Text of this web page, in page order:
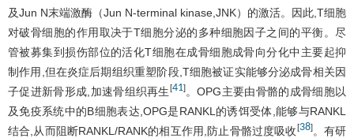
及Jun N末端激酶（Jun N-terminal kinase,JNK）的激活。因此,T细胞
对破骨细胞的作用取决于T细胞分泌的多种细胞因子之间的平衡。尽
管被募集到损伤部位的活化T细胞在成骨细胞成骨向分化中主要起抑
制作用,但在炎症后期组织重塑阶段,T细胞被证实能够分泌成骨相关因
子促进新骨形成,加速骨组织再生 [41]。OPG主要由骨骼的成骨细胞以
及免疫系统中的B细胞表达,OPG是RANKL的诱饵受体,能够与RANKL
结合,从而阻断RANKL/RANK的相互作用,防止骨骼过度吸收 [38]。有研